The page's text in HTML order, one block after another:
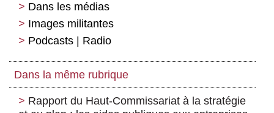
Dans les médias
Images militantes
Podcasts | Radio
Dans la même rubrique
Rapport du Haut-Commissariat à la stratégie